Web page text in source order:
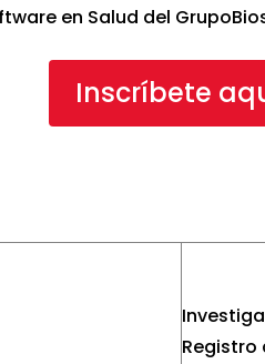
en Salud del
Inscríbete
Registro